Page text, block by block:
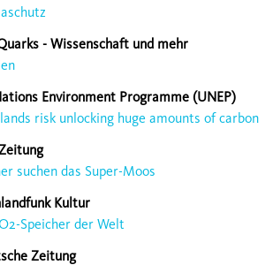
- Wissenschaft und mehr
Environment Programme (UNEP)
risk unlocking huge amounts of carbon
suchen das Super-Moos
Kultur
Speicher der Welt
Zeitung